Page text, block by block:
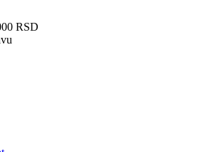
RSD